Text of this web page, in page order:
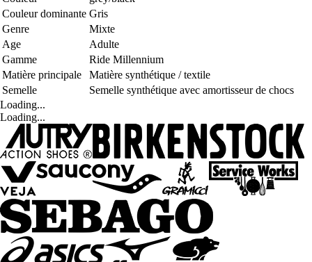
Couleur dominante Gris
Genre
Mixte
Age
Adulte
Gamme
Ride Millennium
Matière principale
Matière synthétique / textile
Semelle
Semelle synthétique avec amortisseur de chocs
Loading...
Loading...